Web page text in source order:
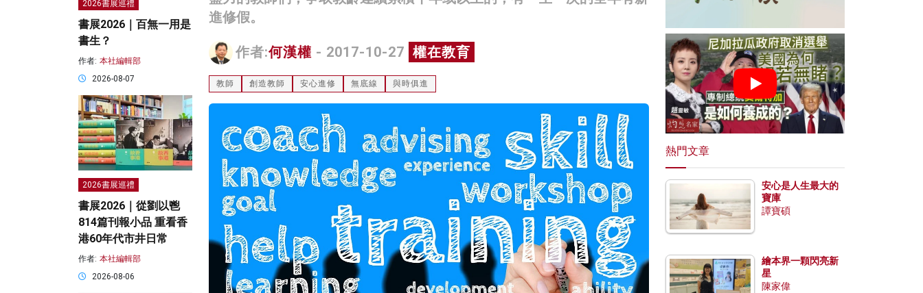
進修假。
作者:何漢權 - 2017-10-27 權在教育
教師 創造教師 安心進修 無底線 與時俱進
2026書展巡禮
書展2026｜百無一用是
書生？
作者: 本社編輯部
2026-08-07
2026書展巡禮
書展2026｜從劉以鬯
814篇刊報小品 重看香
港60年代市井日常
作者: 本社編輯部
2026-08-06
熱門文章
安心是人生最大的
寶庫
譚寶碩
繪本界一顆閃亮新
星
陳家偉